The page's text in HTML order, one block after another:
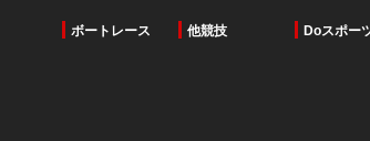
ボートレース 他競技 Doスポー